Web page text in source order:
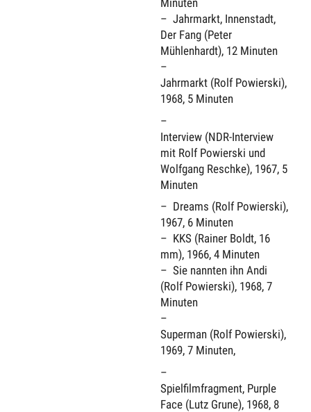
Minuten
Jahrmarkt, Innenstadt,
Der Fang (Peter
Mühlenhardt), 12 Minuten
Jahrmarkt (Rolf Powierski),
1968, 5 Minuten
Interview (NDR-Interview
mit Rolf Powierski und
Wolfgang Reschke), 1967, 5
Minuten
Dreams (Rolf Powierski),
1967, 6 Minuten
KKS (Rainer Boldt, 16
mm), 1966, 4 Minuten
Sie nannten ihn Andi
(Rolf Powierski), 1968, 7
Minuten
Superman (Rolf Powierski),
1969, 7 Minuten,
Spielfilmfragment, Purple
Face (Lutz Grune), 1968, 8